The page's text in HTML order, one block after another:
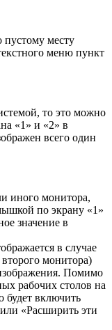
месту
меню пункт
то это можно
«1» и «2» в
всего один
иного монитора,
по экрану «1»
значение в
в случае
монитора)
Помимо
рабочих столов на
будет включить
«Расширить эти